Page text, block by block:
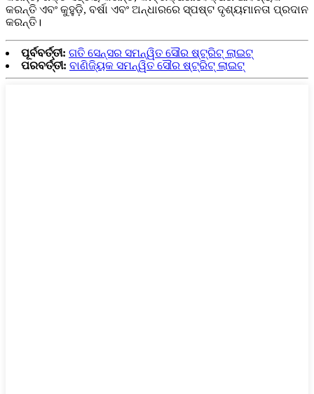
କରନ୍ତି ଏବଂ କୁହୁଡ଼ି, ବର୍ଷା ଏବଂ ଅନ୍ଧାରରେ ସ୍ପଷ୍ଟ ଦୃଶ୍ୟମାନତା ପ୍ରଦାନ
କରନ୍ତି।
ପୂର୍ବବର୍ତ୍ତୀ: ଗତି ସେନ୍ସର ସମନ୍ୱିତ ସୌର ଷ୍ଟ୍ରିଟ୍ ଲାଇଟ୍
ପରବର୍ତ୍ତୀ: ବାଣିଜ୍ୟିକ ସମନ୍ୱିତ ସୌର ଷ୍ଟ୍ରିଟ୍ ଲାଇଟ୍